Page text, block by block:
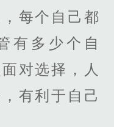
每个自己都
有多少个自
对选择，人
有利于自己